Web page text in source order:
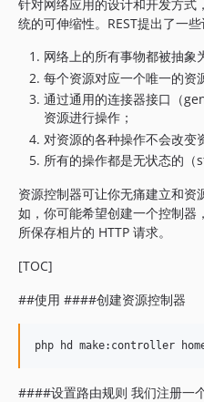
针对网络应用的设计和开发方式
统的可伸缩性。REST提出了一
网络上的所有事物都被抽象
每个资源对应一个唯一的
通过通用的连接器接口（
资源进行操作；
对资源的各种操作不会改变
所有的操作都是无状态的（
资源控制器可让你无痛建立和资
如，你可能希望创建一个控制器
所保存相片的 HTTP 请求。
[TOC]
##使用 ####创建资源控制器
####设置路由规则 我们注册一